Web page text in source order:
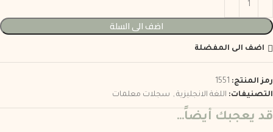
اضف الى السلة
اضف الى المفضلة
رمز المنتج: 1551
التصنيفات: اللغة الانجليزية , سجلات معلمات
قد يعجبك أيضاً…